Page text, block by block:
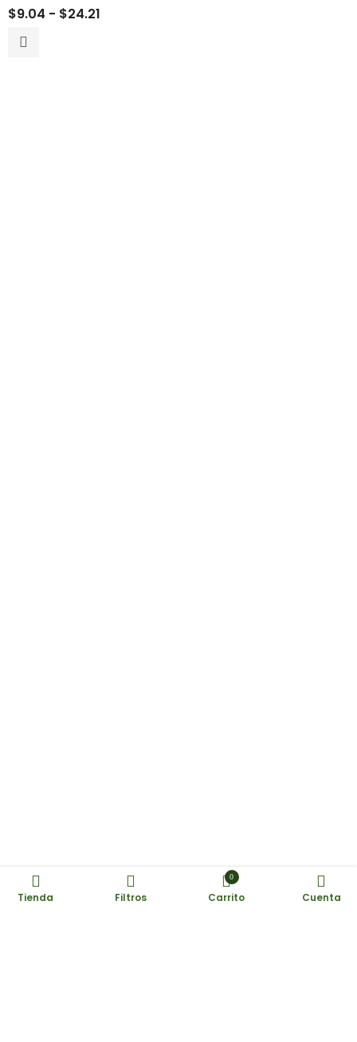
$9.04 - $24.21
Tienda Filtros
0
Carrito Cuenta